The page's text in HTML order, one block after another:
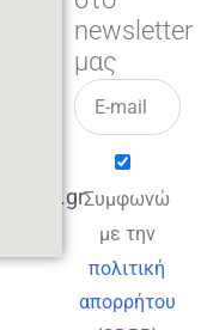
newsletter
μας
Συμφωνώ
με την
πολιτική
απορρήτου